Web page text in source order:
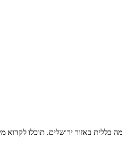
כללית באזור ירושלים. תוכלו